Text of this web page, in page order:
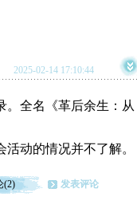
2025-02-14 17:10:44
。全名《革后余生：从
动的情况并不了解。
(2) 发表评论